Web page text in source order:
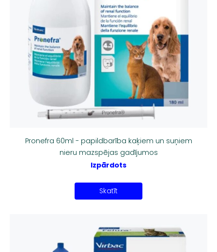
Pronefra 60ml - papildbarība kaķiem un suņiem
nieru mazspējas gadījumos
Izpārdots
Skatīt